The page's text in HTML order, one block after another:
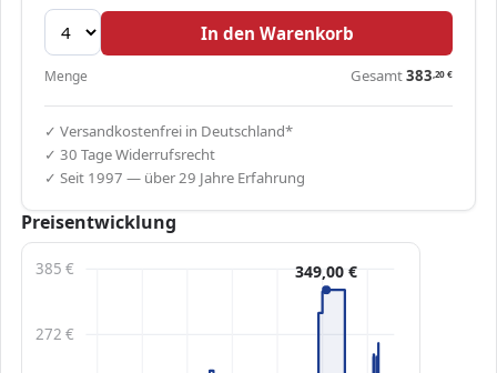
In den Warenkorb
Menge Gesamt383,20€
✓ Versandkostenfrei in Deutschland*
✓ 30 Tage Widerrufsrecht
✓ Seit 1997 — über 29 Jahre Erfahrung
Preisentwicklung
272 €
385 € 349,00 €